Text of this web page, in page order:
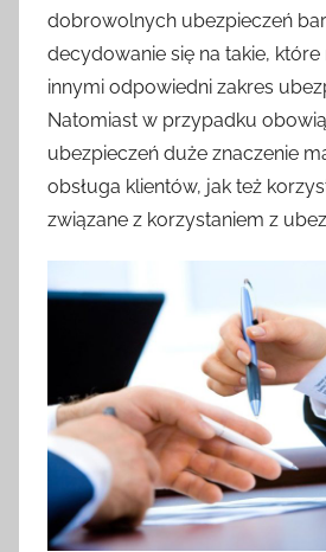
dobrowolnych ubezpieczeń
decydowanie się na takie,
innymi odpowiedni zakres
Natomiast w przypadku
ubezpieczeń duże znaczenie
obsługa klientów, jak też
związane z korzystaniem z